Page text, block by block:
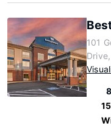
101